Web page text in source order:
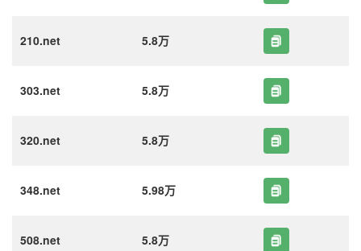
210.net 5.8万
303.net 5.8万
320.net 5.8万
348.net 5.98万
508.net 5.8万